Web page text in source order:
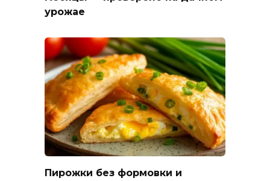
урожае
Пирожки без формовки и